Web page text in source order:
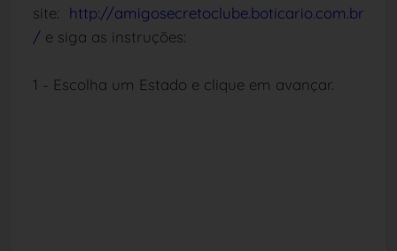
site: http://amigosecretoclube.boticario.com.br
/ e siga as instruções:
1 - Escolha um Estado e clique em avançar.